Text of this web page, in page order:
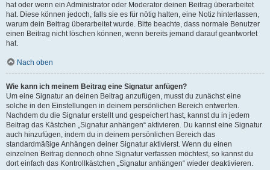
hat oder wenn ein Administrator oder Moderator deinen Beitrag überarbeitet
hat. Diese können jedoch, falls sie es für nötig halten, eine Notiz hinterlassen,
warum dein Beitrag überarbeitet wurde. Bitte beachte, dass normale Benutzer
einen Beitrag nicht löschen können, wenn bereits jemand darauf geantwortet
hat.
Nach oben
Wie kann ich meinem Beitrag eine Signatur anfügen?
Um eine Signatur an deinen Beitrag anzufügen, musst du zunächst eine
solche in den Einstellungen in deinem persönlichen Bereich entwerfen.
Nachdem du die Signatur erstellt und gespeichert hast, kannst du in jedem
Beitrag das Kästchen „Signatur anhängen“ aktivieren. Du kannst eine Signatur
auch hinzufügen, indem du in deinem persönlichen Bereich das
standardmäßige Anhängen deiner Signatur aktivierst. Wenn du einen
einzelnen Beitrag dennoch ohne Signatur verfassen möchtest, so kannst du
dort einfach das Kontrollkästchen „Signatur anhängen“ wieder deaktivieren.